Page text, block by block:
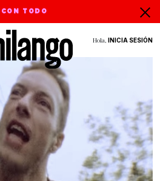
CON TODO
Hola, INICIA SESIÓN